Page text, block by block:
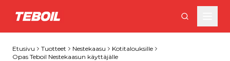
Siirry pääsisältöön
Etusivu Tuotteet Nestekaasu
Kotitalouksille
Opas Teboil Nestekaasun käyttäjälle